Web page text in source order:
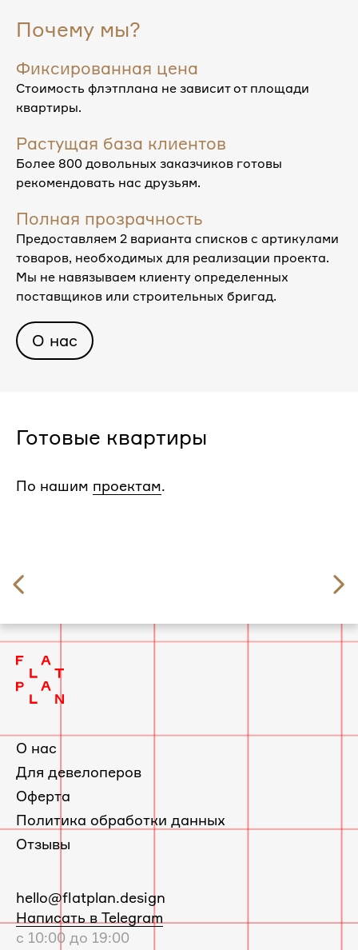
Почему мы?
Фиксированная цена
Стоимость флэтплана не зависит от площади
квартиры.
Растущая база клиентов
Более 800 довольных заказчиков готовы
рекомендовать нас друзьям.
Полная прозрачность
Предоставляем 2 варианта списков с артикулами
товаров, необходимых для реализации проекта.
Мы не навязываем клиенту определенных
поставщиков или строительных бригад.
О нас
Готовые квартиры
По нашим проектам.
Фрёкен Снорк
О нас
Для девелоперов
Оферта
Политика обработки данных
Отзывы
E-
mail:
hello@flatplan.design
Написать в Telegram
с 10:00 до 19:00